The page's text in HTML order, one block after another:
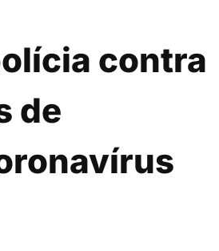
contra
de